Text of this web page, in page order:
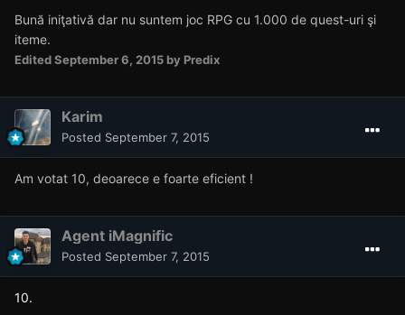
Bună iniţativă dar nu suntem joc RPG cu 1.000 de quest-uri şi
iteme.
EditedSeptember 6, 2015 by Predix
Karim
Posted September 7, 2015
Am votat 10, deoarece e foarte eficient !
Agent iMagnific
Posted September 7, 2015
10.